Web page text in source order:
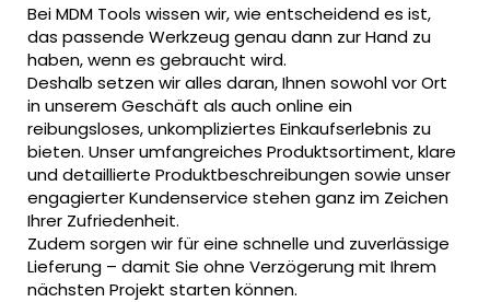
Bei MDM Tools wissen wir, wie entscheidend es ist,
das passende Werkzeug genau dann zur Hand zu
haben, wenn es gebraucht wird.
Deshalb setzen wir alles daran, Ihnen sowohl vor Ort
in unserem Geschäft als auch online ein
reibungsloses, unkompliziertes Einkaufserlebnis zu
bieten. Unser umfangreiches Produktsortiment, klare
und detaillierte Produktbeschreibungen sowie unser
engagierter Kundenservice stehen ganz im Zeichen
Ihrer Zufriedenheit.
Zudem sorgen wir für eine schnelle und zuverlässige
Lieferung – damit Sie ohne Verzögerung mit Ihrem
nächsten Projekt starten können.